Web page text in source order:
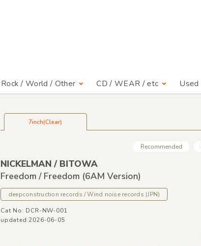
Rock / World / Other CD / WEAR / etc Used
7inch(Clear)
Recommended
NICKELMAN /BITOWA
Freedom /Freedom (6AM Version)
deepconstruction records /Wind noise records (JPN)
Cat No: DCR-NW-001
updated:2026-06-05